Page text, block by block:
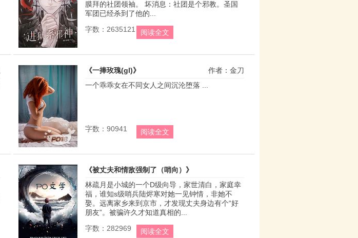
膜拜的社团领袖。 坏消息：社团是个邪教。圣国
军团已经杀到了他的...
字数：2635121
阅读全文
《一捧玫瑰(gl)》
作者：金刀
一个乖乖女在不同女人之间沉沦堕落 ...
字数：90941 阅读全文
《被丈夫和情敌强制了（哨向）》
作者：冰糖大橙子
林疏月是小城的一个D级向导，家世清白，家庭幸
福，谁知s级哨兵陆烬寒对她一见钟情，非她不
娶。远离家乡来到京市，才发现丈夫身边有个“好
朋友”。被骗许久才知道真相的...
字数：282969
阅读全文